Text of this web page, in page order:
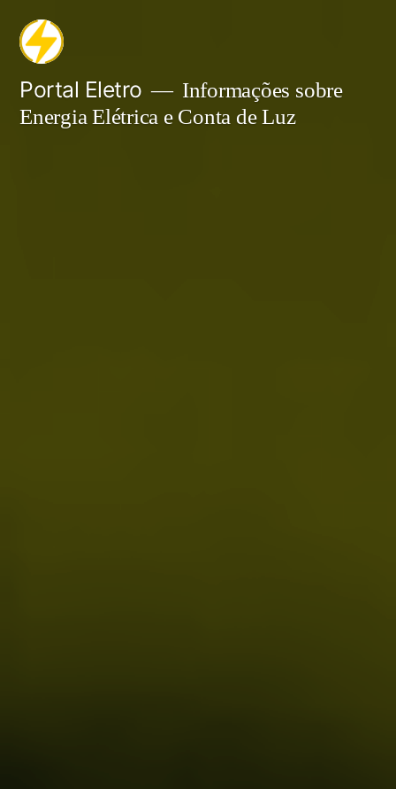
Pular
para
conteúdo
Portal Eletro
Informações sobre
Energia Elétrica e Conta de Luz